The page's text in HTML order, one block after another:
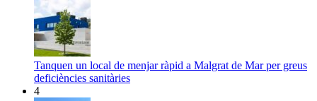
Tanquen un local de menjar ràpid a Malgrat de Mar per greus
deficiències sanitàries
4